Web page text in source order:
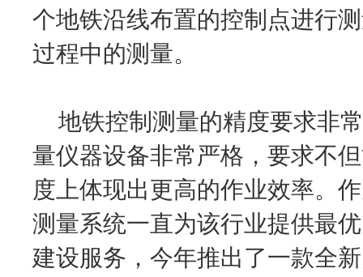
个地铁沿线布置的控制点进行
过程中的测量。
地铁控制测量的精度要求非
量仪器设备非常严格，要求不
度上体现出更高的作业效率。
测量系统一直为该行业提供最
建设服务，今年推出了一款全